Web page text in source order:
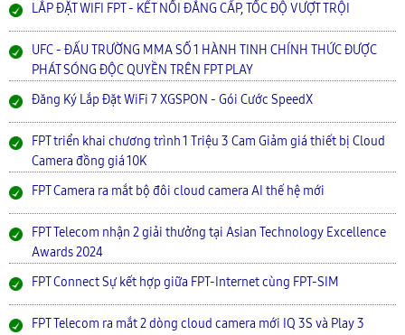
LẮP ĐẶT WIFI FPT - KẾT NỐI ĐẲNG CẤP, TỐC ĐỘ VƯỢT TRỘI
UFC - ĐẤU TRƯỜNG MMA SỐ 1 HÀNH TINH CHÍNH THỨC ĐƯỢC
PHÁT SÓNG ĐỘC QUYỀN TRÊN FPT PLAY
Đăng Ký Lắp Đặt WiFi 7 XGSPON - Gói Cước SpeedX
FPT triển khai chương trình 1 Triệu 3 Cam Giảm giá thiết bị Cloud
Camera đồng giá 10K
FPT Camera ra mắt bộ đôi cloud camera AI thế hệ mới
FPT Telecom nhận 2 giải thưởng tại Asian Technology Excellence
Awards 2024
FPT Connect Sự kết hợp giữa FPT-Internet cùng FPT-SIM
FPT Telecom ra mắt 2 dòng cloud camera mới IQ 3S và Play 3